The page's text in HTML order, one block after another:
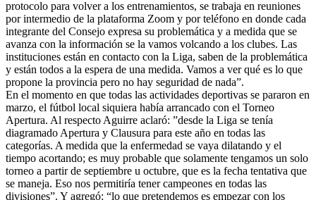
protocolo para volver a los entrenamientos, se trabaja en reuniones
por intermedio de la plataforma Zoom y por teléfono en donde cada
integrante del Consejo expresa su problemática y a medida que se
avanza con la información se la vamos volcando a los clubes. Las
instituciones están en contacto con la Liga, saben de la problemática
y están todos a la espera de una medida. Vamos a ver qué es lo que
propone la provincia pero no hay seguridad de nada”.
En el momento en que todas las actividades deportivas se pararon en
marzo, el fútbol local siquiera había arrancado con el Torneo
Apertura. Al respecto Aguirre aclaró: ”desde la Liga se tenía
diagramado Apertura y Clausura para este año en todas las
categorías. A medida que la enfermedad se vaya dilatando y el
tiempo acortando; es muy probable que solamente tengamos un solo
torneo a partir de septiembre u octubre, que es la fecha tentativa que
se maneja. Eso nos permitiría tener campeones en todas las
divisiones”. Y agregó: “lo que pretendemos es empezar con los